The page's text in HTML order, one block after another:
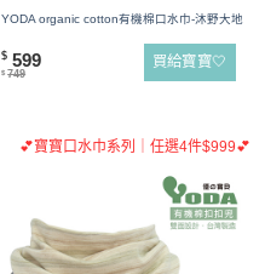
YODA organic cotton有機棉口水巾-沐野大地
$ 599
$ 749
買給寶寶🤍
💕寶寶口水巾系列｜任選4件$999💕